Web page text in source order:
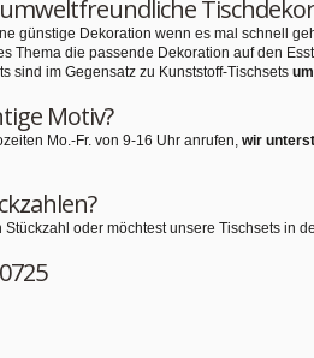
günstige Dekoration wenn es mal schnell
Thema die passende Dekoration auf den
sind im Gegensatz zu Kunststoff-Tischsets
Motiv?
Mo.-Fr. von 9-16 Uhr anrufen, wir
oder möchtest unsere Tischsets in